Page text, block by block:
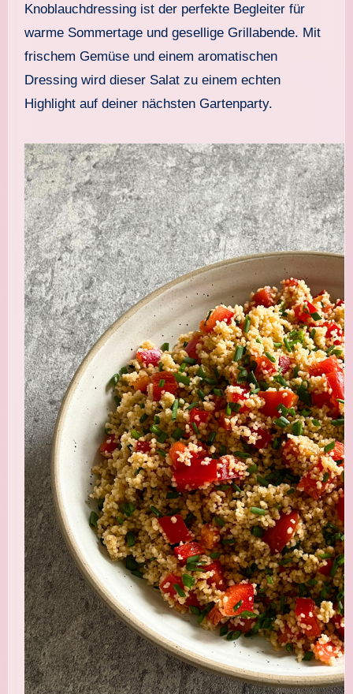
Knoblauchdressing ist der perfekte Begleiter für
warme Sommertage und gesellige Grillabende. Mit
frischem Gemüse und einem aromatischen
Dressing wird dieser Salat zu einem echten
Highlight auf deiner nächsten Gartenparty.